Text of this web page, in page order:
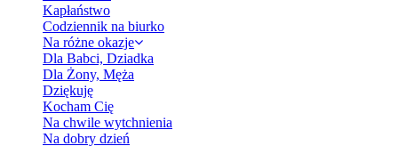
Kapłaństwo
Codziennik na biurko
Na różne okazje
Dla Babci, Dziadka
Dla Żony, Męża
Dziękuję
Kocham Cię
Na chwile wytchnienia
Na dobry dzień